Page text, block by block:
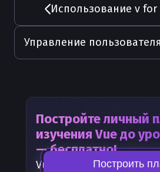
Использование v for
Постройте личный
изученияVueдо
— бесплатно!
Vue
— часть карты
Построить